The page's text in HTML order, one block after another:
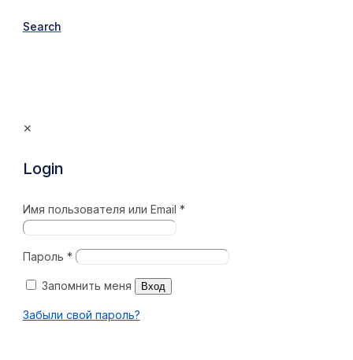
Search
✕
Login
Имя пользователя или Email *
Пароль *
Запомнить меня Вход
Забыли свой пароль?